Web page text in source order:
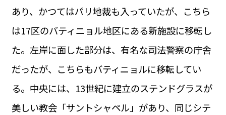
TAG
タグ
#パリ
#お土産 #トリビア
#データで読み解くフランス
#フランスの教育制度
#アプリ
#いざという時に
#カルカッソンヌ Carcassonne
#サステナブル
#フランス生活
#レシピ #ビューティー
#コスメ
#アルザス地方
#フランスの地方 #フロマージュ
#おでかけ
あり、かつてはパリ地裁も入っていたが、こちら
は17区のバティニョル地区にある新施設に移転し
た。左岸に面した部分は、有名な司法警察の庁舎
だったが、こちらもバティニョルに移転してい
る。中央には、13世紀に建立のステンドグラスが
美しい教会「サントシャペル」があり、同じシテ